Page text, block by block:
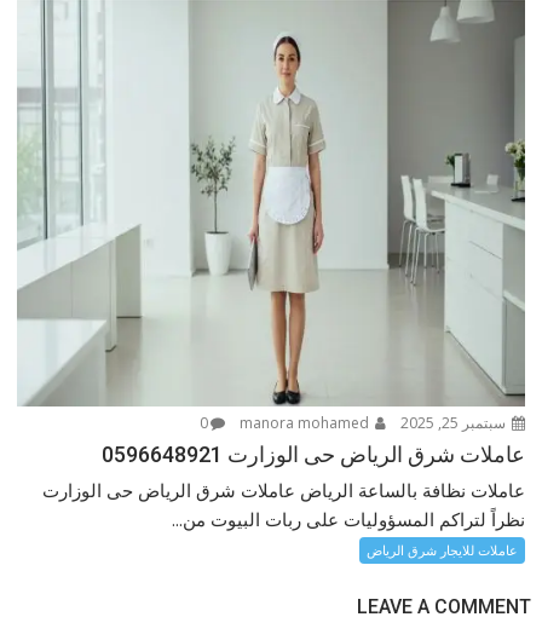
سبتمبر 25, 2025 0
عاملات شرق الرياض حى الوزارت 0596648921
عاملات نظافة بالساعة الرياض عاملات شرق الرياض حى الوزارت
نظراً لتراكم المسؤوليات على ربات البيوت من...
عاملات للايجار شرق الرياض
LEAVE A COMMENT